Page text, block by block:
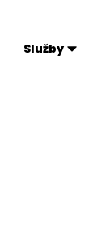
Služby